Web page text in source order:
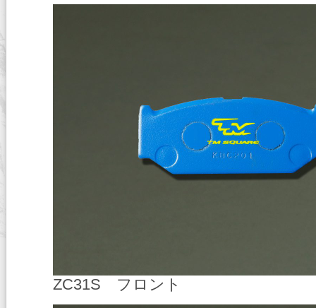
ZC31S フロント